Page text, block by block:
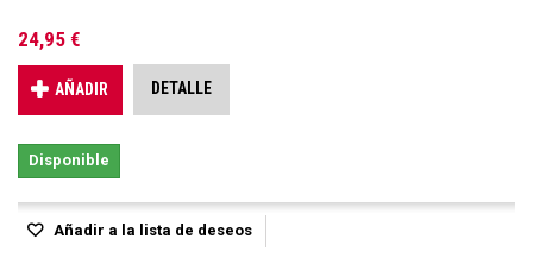
24,95 €
AÑADIR DETALLE
Disponible
Añadir a la lista de deseos